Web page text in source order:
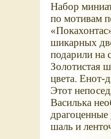
Набор
по мотивам
Покахонтас
шикарных
подарили на
Золотистая
цвета. Енот-
Этот
Василька
шаль и